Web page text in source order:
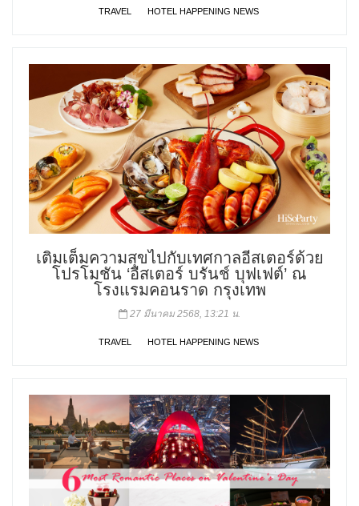
TRAVEL HOTEL HAPPENING NEWS
เติมเต็มความสุขไปกับเทศกาลอีสเตอร์ด้วย
โปรโมชัน ‘อีสเตอร์ บรันช์ บุฟเฟต์’ ณ
โรงแรมคอนราด กรุงเทพ
27 มีนาคม 2568, 13:21 น.
TRAVEL HOTEL HAPPENING NEWS